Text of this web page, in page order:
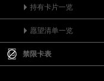
持有卡片一览
愿望清单一览
禁限卡表